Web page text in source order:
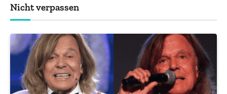
Nicht verpassen